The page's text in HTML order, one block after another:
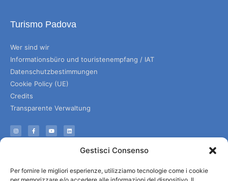
Gestisci Consenso
Per fornire le migliori esperienze, utilizziamo tecnologie come i cookie
Turismo Padova
Wer sind wir
Informationsbüro und touristenempfang / IAT
Datenschutzbestimmungen
Cookie Policy (UE)
Credits
Transparente Verwaltung
Informationen
Nützliche Dienstleistungen